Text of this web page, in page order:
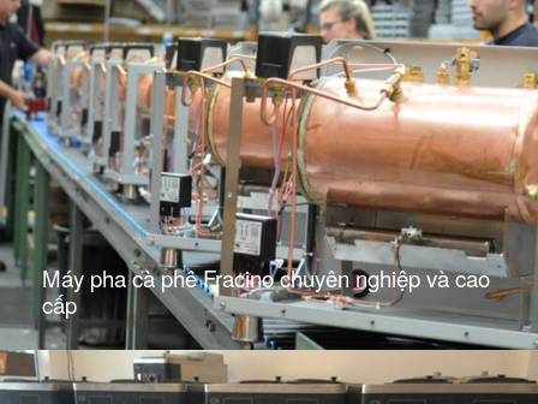
Máy pha cà phê Fracino chuyên nghiệp và cao
cấp